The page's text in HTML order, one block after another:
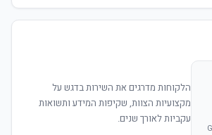
הלקוחות מדרגים את השירות בדגש על
מקצועיות הצוות, שקיפות המידע ותשואות
עקביות לאורך שנים.